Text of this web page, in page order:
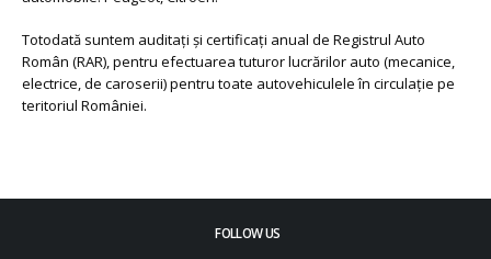
Totodată suntem auditaţi şi certificați anual de Registrul Auto
Român (RAR), pentru efectuarea tuturor lucrărilor auto (mecanice,
electrice, de caroserii) pentru toate autovehiculele în circulație pe
teritoriul României.
FOLLOW US